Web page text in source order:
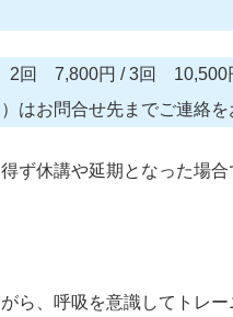
2回 7,800円 / 3回 10,500
はお問合せ先までご連絡を
ず休講や延期となった場
ら、呼吸を意識してトレー